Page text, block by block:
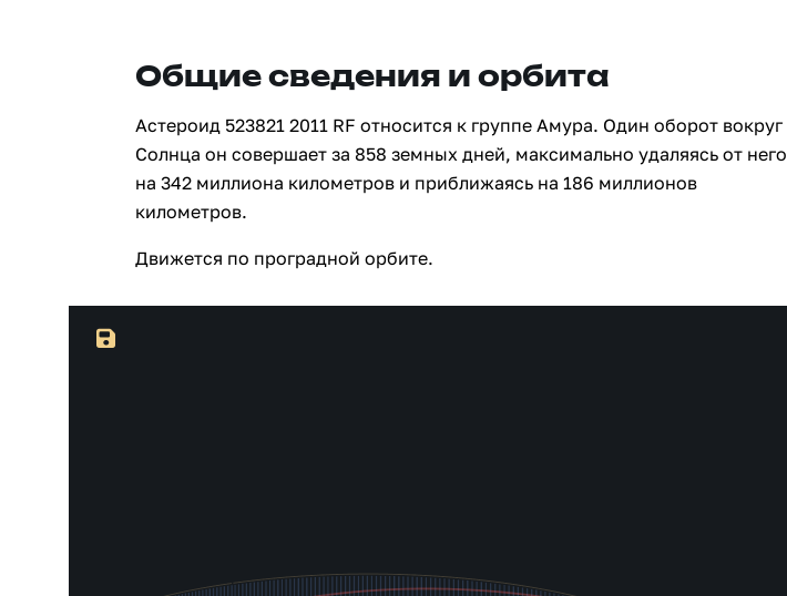
Общие сведения и орбита
Астероид 523821 2011 RF относится к группе Амура. Один оборот вокруг
Солнца он совершает за 858 земных дней, максимально удаляясь от него
на 342 миллиона километров и приближаясь на 186 миллионов
километров.
Движется по проградной орбите.